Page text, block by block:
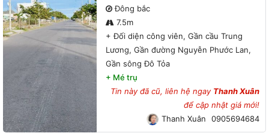
Đông bắc
7.5m
+Đối diện công viên, Gần cầu Trung
Lương, Gần đường Nguyễn Phước Lan,
Gần sông Đô Tỏa
+ Mé trụ
Tin này đã cũ, liên hệ ngay Thanh Xuân
để cập nhật giá mới!
Thanh Xuân
0905694684